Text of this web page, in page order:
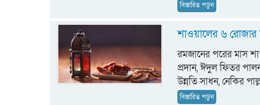
বিস্তারিত পড়ুন
শাওয়ালের ৬
রমজানের পরের মাস
প্রদান, ঈদুল ফিতর
উন্নতি সাধন, নেকির
বিস্তারিত পড়ুন